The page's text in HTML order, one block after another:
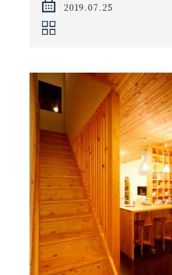
2019.07.25